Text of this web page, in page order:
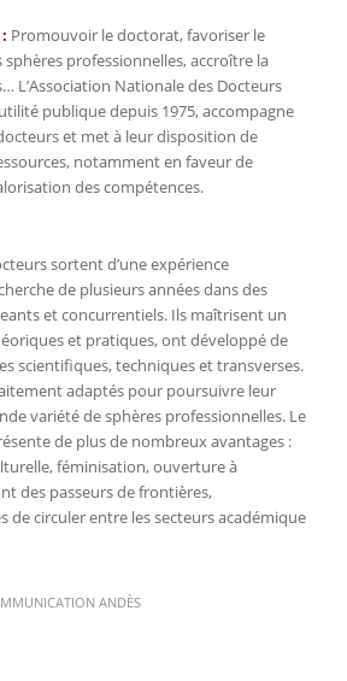
Promouvoir le doctorat, favoriser le
professionnelles, accroître la
L’Association Nationale des Docteurs
publique depuis 1975, accompagne
et met à leur disposition de
notamment en faveur de
des compétences.
sortent d’une expérience
de plusieurs années dans des
et concurrentiels. Ils maîtrisent un
et pratiques, ont développé de
scientifiques, techniques et transverses.
adaptés pour poursuivre leur
variété de sphères professionnelles. Le
de plus de nombreux avantages :
féminisation, ouverture à
des passeurs de frontières,
de circuler entre les secteurs académique
ANDÈS